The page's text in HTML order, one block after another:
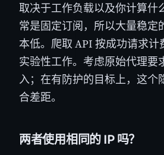
取决于工作负载以及你计算什
常是固定订阅，所以大量稳定
本低。爬取 API 按成功请求
实验性工作。考虑原始代理要
入；在有防护的目标上，这个
合差距。
两者使用相同的 IP 吗？